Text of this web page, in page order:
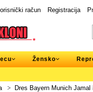
račun Registracija
Žensko
Dres Bayern Munich